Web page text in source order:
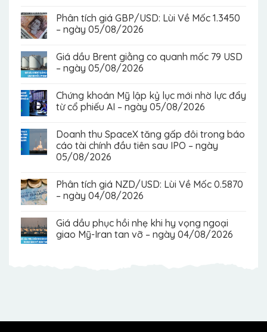
Phân tích giá GBP/USD: Lùi Về Mốc 1.3450
– ngày 05/08/2026
Giá dầu Brent giằng co quanh mốc 79 USD
– ngày 05/08/2026
Chứng khoán Mỹ lập kỷ lục mới nhờ lực đẩy
từ cổ phiếu AI – ngày 05/08/2026
Doanh thu SpaceX tăng gấp đôi trong báo
cáo tài chính đầu tiên sau IPO – ngày
05/08/2026
Phân tích giá NZD/USD: Lùi Về Mốc 0.5870
– ngày 04/08/2026
Giá dầu phục hồi nhẹ khi hy vọng ngoại
giao Mỹ-Iran tan vỡ – ngày 04/08/2026